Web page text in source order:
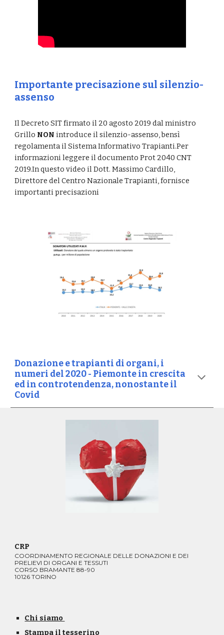
Importante precisazione sul silenzio-
assenso
Il Decreto SIT firmato il 20 agosto 2019 dal ministro
Grillo NON introduce il silenzio-assenso, bensì
regolamenta il Sistema Informativo Trapianti.Per
informazioni leggere il documento Prot 2040 CNT
2019.In questo video il Dott. Massimo Cardillo,
Direttore del Centro Nazionale Trapianti, fornisce
importanti precisazioni
Donazione e trapianti di organi, i
numeri del 2020 - Piemonte in crescita
ed in controtendenza, nonostante il
Covid
CRP
COORDINAMENTO REGIONALE DELLE DONAZIONI E DEI
PRELIEVI DI ORGANI E TESSUTI
CORSO BRAMANTE 88-90
10126 TORINO
Chi siamo
Stampa il tesserino